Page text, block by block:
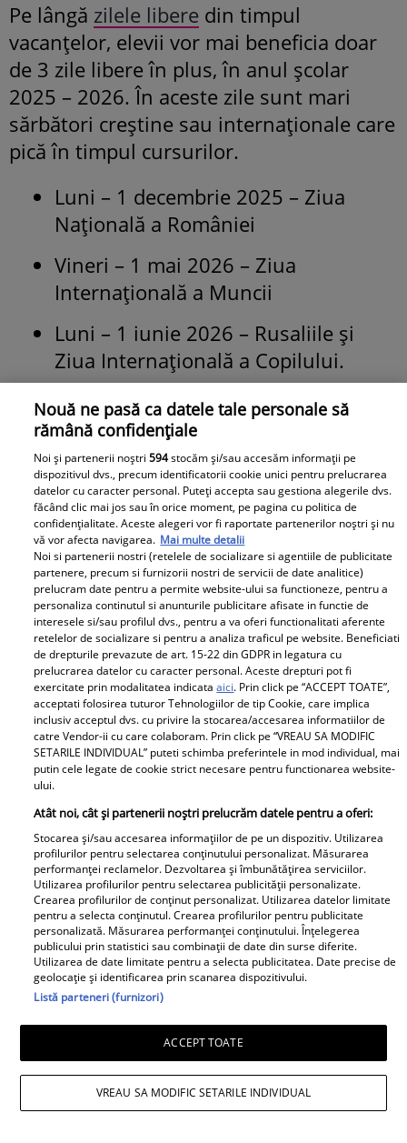
Pe lângă zilele libere din timpul
vacanțelor, elevii vor mai beneficia doar
de 3 zile libere în plus, în anul școlar
2025 – 2026. În aceste zile sunt mari
sărbători creștine sau internaționale care
pică în timpul cursurilor.
Luni – 1 decembrie 2025 – Ziua
Națională a României
Vineri – 1 mai 2026 – Ziua
Internațională a Muncii
Luni – 1 iunie 2026 – Rusaliile și
Ziua Internațională a Copilului.
Vineri – 5 iunie 2026 – Ziua
Învățătorului.
Ziua Învăţătorului – 5 iunie – a fost
declarată zi liberă pentru profesori, după
greva generală a cadrelor din Învăţământ,
care a avut loc la jumătatea anului 2023.
Cum îi pregătim pe elevi
pentru prima zi de școală în
septembrie 2025
Numeroși copii așteaptă cu nerăbdare să
înceapă școala pentru a se reîntâlni cu
anumite activități și mici distracții pe care
le-au uitatîn timpul vacanței de vară.
Părinții sunt cei care trebuie să îi ajute pe
copii să se întoarcă mult mai entuziaști la
școală, cu bucuria de a începe un an nou
de activități interesante, chiar dacă unele
cursuri devin mai grele. Este bine ca
toate materialele necesare să fie
achiziționate din timp, manuale, caiete și
cărți solicitate în programa școlară. Ele
pot fi preluate de la elevii mai mari și
Nouă ne pasă ca datele tale personale să
rămână confidențiale
Noi și partenerii noștri594stocăm și/sau accesăm informații pe
dispozitivul dvs., precum identificatorii cookie unici pentru prelucrarea
datelor cu caracter personal. Puteți accepta sau gestiona alegerile dvs.
făcând clic mai jos sau în orice moment, pe pagina cu politica de
confidențialitate. Aceste alegeri vor fi raportate partenerilor noștri și nu
vă vor afecta navigarea. Mai multe detalii
Noi si partenerii nostri (retelele de socializare si agentiile de publicitate
partenere, precum si furnizorii nostri de servicii de date analitice)
prelucram date pentru a permite website-ului sa functioneze, pentru a
personaliza continutul si anunturile publicitare afisate in functie de
interesele si/sau profilul dvs., pentru a va oferi functionalitati aferente
retelelor de socializare si pentru a analiza traficul pe website. Beneficiati
de drepturile prevazute de art. 15-22 din GDPR in legatura cu
prelucrarea datelor cu caracter personal. Aceste drepturi pot fi
exercitate prin modalitatea indicataaici. Prin click pe “ACCEPT TOATE”,
acceptati folosirea tuturor Tehnologiilor de tip Cookie, care implica
inclusiv acceptul dvs. cu privire la stocarea/accesarea informatiilor de
catre Vendor-ii cu care colaboram. Prin click pe “VREAU SA MODIFIC
SETARILE INDIVIDUAL” puteti schimba preferintele in mod individual, mai
putin cele legate de cookie strict necesare pentru functionarea website-
ului.
Atât noi, cât și partenerii noștri prelucrăm datele pentru a oferi:
Stocarea și/sau accesarea informațiilor de pe un dispozitiv. Utilizarea
profilurilor pentru selectarea conținutului personalizat. Măsurarea
performanței reclamelor. Dezvoltarea și îmbunătățirea serviciilor.
Utilizarea profilurilor pentru selectarea publicității personalizate.
Crearea profilurilor de conținut personalizat. Utilizarea datelor limitate
pentru a selecta conținutul. Crearea profilurilor pentru publicitate
personalizată. Măsurarea performanței conținutului. Înțelegerea
publicului prin statistici sau combinații de date din surse diferite.
Utilizarea de date limitate pentru a selecta publicitatea. Date precise de
geolocație și identificarea prin scanarea dispozitivului.
Listă parteneri (furnizori)
ACCEPT TOATE
VREAU SA MODIFIC SETARILE INDIVIDUAL